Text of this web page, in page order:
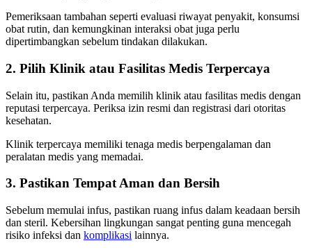
Pemeriksaan tambahan seperti evaluasi riwayat penyakit, konsumsi
obat rutin, dan kemungkinan interaksi obat juga perlu
dipertimbangkan sebelum tindakan dilakukan.
2. Pilih Klinik atau Fasilitas Medis Terpercaya
Selain itu, pastikan Anda memilih klinik atau fasilitas medis dengan
reputasi terpercaya. Periksa izin resmi dan registrasi dari otoritas
kesehatan.
Klinik terpercaya memiliki tenaga medis berpengalaman dan
peralatan medis yang memadai.
3. Pastikan Tempat Aman dan Bersih
Sebelum memulai infus, pastikan ruang infus dalam keadaan bersih
dan steril. Kebersihan lingkungan sangat penting guna mencegah
risiko infeksi dan komplikasi lainnya.